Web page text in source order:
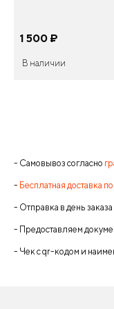
1 500 ¤
В наличии
- Самовывоз согласно
- Бесплатная доставка
- Отправка в день
- Предоставляем
- Чек с qr-кодом и